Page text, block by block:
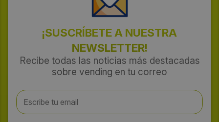
¡SUSCRÍBETE A NUESTRA
NEWSLETTER!
Recibe todas las noticias más destacadas
sobre vending en tu correo